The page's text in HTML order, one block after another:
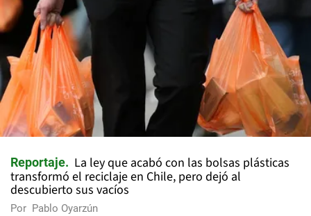
Reportaje
La ley que acabó con las bolsas plásticas
transformó el reciclaje en Chile, pero dejó al
descubierto sus vacíos
Por Pablo Oyarzún